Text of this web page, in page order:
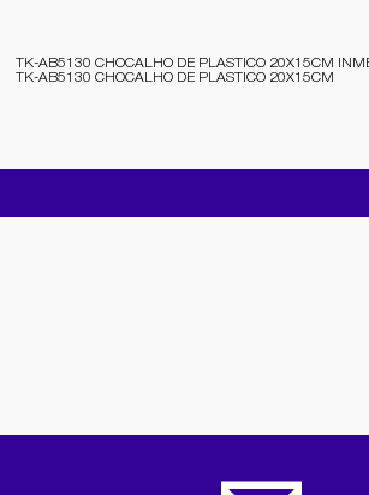
TK-AB5130 CHOCALHO DE PLASTICO 20X15CM
TK-AB5130 CHOCALHO DE PLASTICO 20X15CM